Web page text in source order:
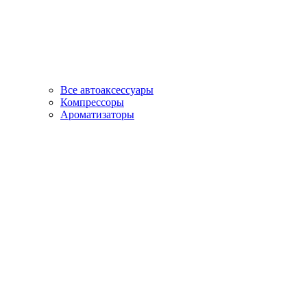
Все автоаксессуары
Компрессоры
Ароматизаторы